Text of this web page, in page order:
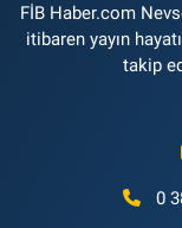
FİB Haber.com
itibaren yayın
takip
0